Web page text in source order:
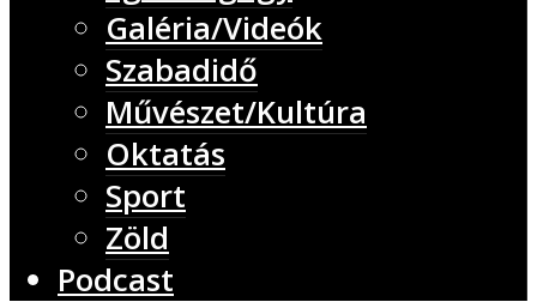
Galéria/Videók
Szabadidő
Művészet/Kultúra
Oktatás
Sport
Zöld
Podcast